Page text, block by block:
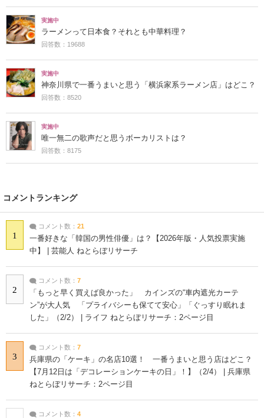
実施中
ラーメンって日本食？それとも中華料理？
回答数：19688
実施中
神奈川県で一番うまいと思う「横浜家系ラーメン店」はどこ？
回答数：8520
実施中
唯一無二の歌声だと思うボーカリストは？
回答数：8175
コメントランキング
1
コメント数： 21
一番好きな「韓国の男性俳優」は？【2026年版・人気投票実施
中】 | 芸能人 ねとらぼリサーチ
2
コメント数： 7
「もっと早く買えば良かった」 カインズの“車内遮光カーテ
ン”が大人気 「プライバシーも保てて安心」「ぐっすり眠れま
した」（2/2） | ライフ ねとらぼリサーチ：2ページ目
3
コメント数： 7
兵庫県の「ケーキ」の名店10選！ 一番うまいと思う店はどこ？
【7月12日は「デコレーションケーキの日」！】（2/4） | 兵庫県
ねとらぼリサーチ：2ページ目
コメント数： 4